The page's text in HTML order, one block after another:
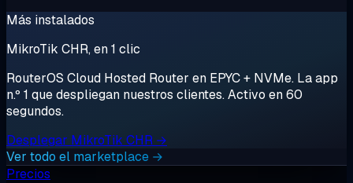
Más instalados
MikroTik CHR, en 1 clic
RouterOS Cloud Hosted Router en EPYC + NVMe. La app
n.º 1 que despliegan nuestros clientes. Activo en 60
segundos.
Desplegar MikroTik CHR →
Ver todo el marketplace →
Precios